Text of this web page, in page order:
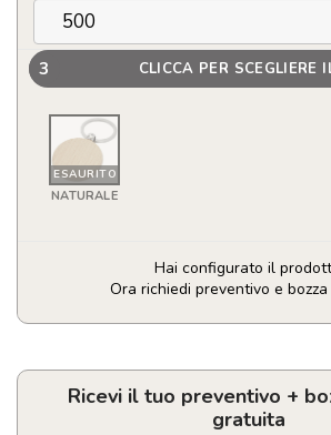
3 CLICCA PER SCEGLIERE
ESAURITO
NATURALE
Hai configurato il
Ora richiedi preventivo e
Portachiavi
Giovanni
Ricevi il tuo preventivo +
gratuita